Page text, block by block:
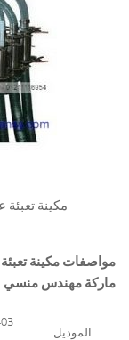
مكينة
مواصفات مكينة
ماركة مهندس منسي
الموديل